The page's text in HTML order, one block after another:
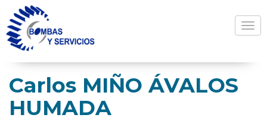
Carlos MIÑO ÁVALOS
HUMADA